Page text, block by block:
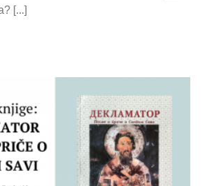
[...]
SAVI – PESME I PRIČE – CITATI IZ
KNJIGE DEKLAMATOR